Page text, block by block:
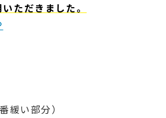
ただきました。
い部分）